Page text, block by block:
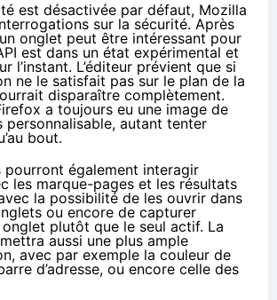
est désactivée par défaut, Mozilla
sur la sécurité. Après
onglet peut être intéressant pour
est dans un état expérimental et
l’instant. L’éditeur prévient que si
ne le satisfait pas sur le plan de la
disparaître complètement.
a toujours eu une image de
personnalisable, autant tenter
bout.
pourront également interagir
les marque-pages et les résultats
la possibilité de les ouvrir dans
ou encore de capturer
onglet plutôt que le seul actif. La
aussi une plus ample
avec par exemple la couleur de
d’adresse, ou encore celle des